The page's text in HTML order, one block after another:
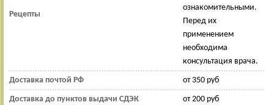
Рецепты
ознакомительными.
Перед их
применением
необходима
консультация врача.
Доставка почтой РФ от 350 руб
Доставка до пунктов выдачи СДЭК от 200 руб